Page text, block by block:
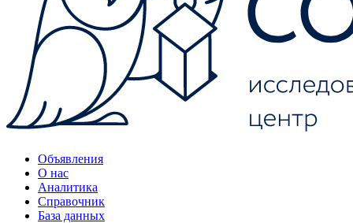
Объявления
О нас
Аналитика
Справочник
База данных